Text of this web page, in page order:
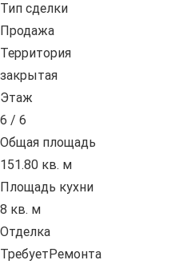
Тип сделки
Продажа
Территория
закрытая
Этаж
6 / 6
Общая площадь
151.80 кв. м
Площадь кухни
8 кв. м
Отделка
ТребуетРемонта